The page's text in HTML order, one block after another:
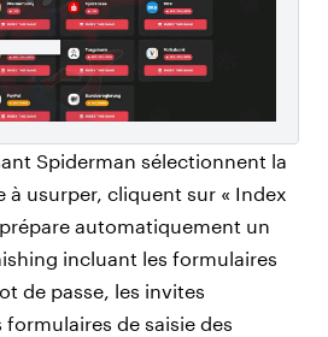
Spiderman sélectionnent la
à usurper, cliquent sur « Index
automatiquement un
incluant les formulaires
de passe, les invites
formulaires de saisie des